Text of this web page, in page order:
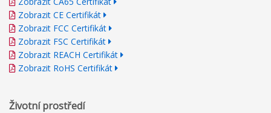
Zobrazit CE Certifikát
Zobrazit FCC Certifikát
Zobrazit FSC Certifikát
Zobrazit REACH Certifikát
Zobrazit RoHS Certifikát
Životní prostředí